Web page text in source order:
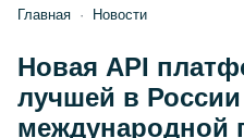
Главная Новости
Новая API
лучшей в
международной